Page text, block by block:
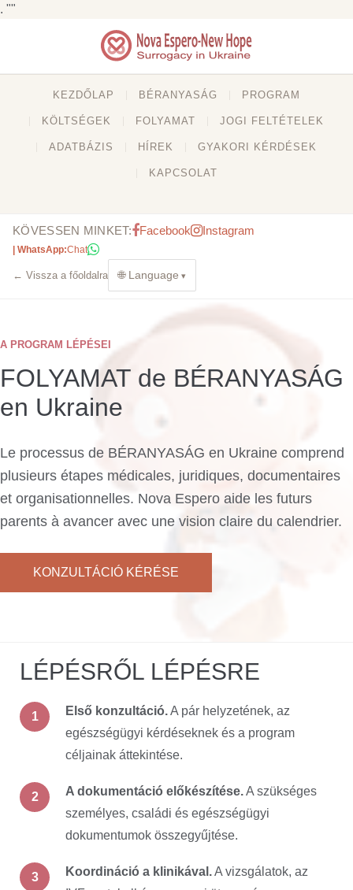
. ""
KEZDŐLAP BÉRANYASÁG PROGRAM
KÖLTSÉGEK FOLYAMAT JOGI FELTÉTELEK
ADATBÁZIS HÍREK GYAKORI KÉRDÉSEK
KAPCSOLAT
KÖVESSEN MINKET: Facebook Instagram
| WhatsApp:Chat
← Vissza a főoldalra 🌐 Language
A PROGRAM LÉPÉSEI
FOLYAMAT de BÉRANYASÁG
en Ukraine
Le processus de BÉRANYASÁG en Ukraine comprend
plusieurs étapes médicales, juridiques, documentaires
et organisationnelles. Nova Espero aide les futurs
parents à avancer avec une vision claire du calendrier.
KONZULTÁCIÓ KÉRÉSE
LÉPÉSRŐL LÉPÉSRE
Első konzultáció.A pár helyzetének, az
egészségügyi kérdéseknek és a program
céljainak áttekintése.
A dokumentáció előkészítése.A szükséges
személyes, családi és egészségügyi
dokumentumok összegyűjtése.
Koordináció a klinikával.A vizsgálatok, az